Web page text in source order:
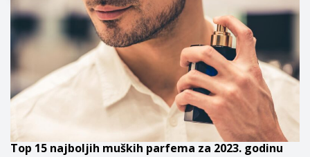
Top 15 najboljih muških parfema za 2023. godinu